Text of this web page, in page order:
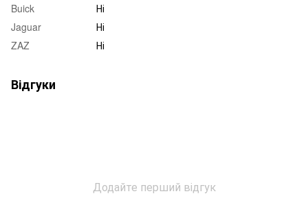
Buick
Ні
Jaguar
Ні
ZAZ
Ні
Відгуки
Додайте перший відгук